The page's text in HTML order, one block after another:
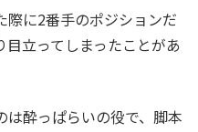
際に2番手のポジションだ
立ってしまったことがあ
は酔っぱらいの役で、脚本